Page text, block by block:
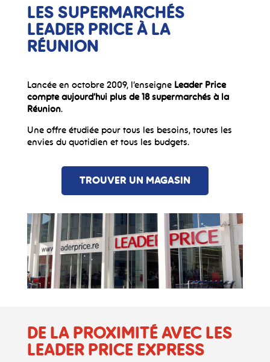
LES SUPERMARCHÉS
LEADER PRICEÀ LA
RÉUNION
Lancée en octobre 2009, l’enseigne Leader Price
compte aujourd’hui plus de 18 supermarchés à la
Réunion.
Une offre étudiée pour tous les besoins, toutes les
envies du quotidien et tous les budgets.
TROUVER UN MAGASIN
DE LA PROXIMITÉ AVEC LES
LEADER PRICE EXPRESS